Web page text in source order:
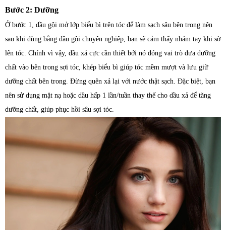
Bước 2: Dưỡng
Ở bước 1, dầu gội mở lớp biểu bì trên tóc để làm sạch sâu bên trong nên
sau khi dùng bằng dầu gội chuyên nghiệp, bạn sẽ cảm thấy nhám tay khi sờ
lên tóc. Chính vì vậy, dầu xả cực cần thiết bởi nó đóng vai trò đưa dưỡng
chất vào bên trong sợi tóc, khép biểu bì giúp tóc mềm mượt và lưu giữ
dưỡng chất bên trong. Đừng quên xả lại với nước thật sạch. Đặc biệt, bạn
nên sử dụng mặt nạ hoặc dầu hấp 1 lần/tuần thay thế cho dầu xả để tăng
dưỡng chất, giúp phục hồi sâu sợi tóc.